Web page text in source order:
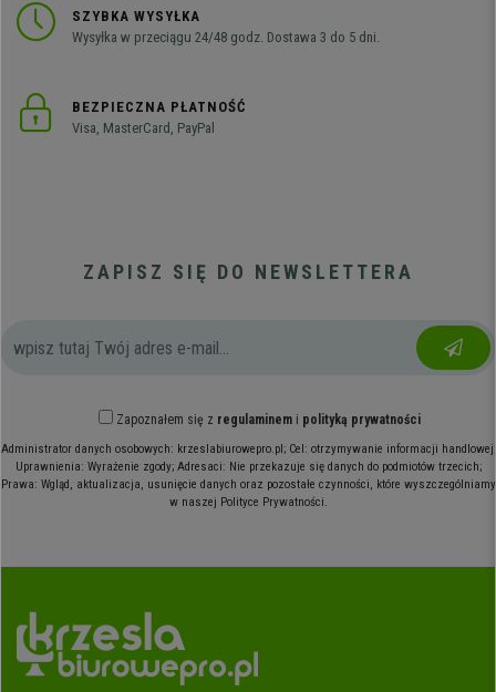
SZYBKA WYSYŁKA
Wysyłka w przeciągu 24/48 godz. Dostawa 3 do 5 dni.
BEZPIECZNA PŁATNOŚĆ
Visa, MasterCard, PayPal
ZAPISZ SIĘ DO NEWSLETTERA
Zapoznałem się z regulaminemi polityką prywatności
Administrator danych osobowych: krzeslabiurowepro.pl; Cel: otrzymywanie informacji handlowej;
Uprawnienia: Wyrażenie zgody; Adresaci: Nie przekazuje się danych do podmiotów trzecich;
Prawa: Wgląd, aktualizacja, usunięcie danych oraz pozostałe czynności, które wyszczególniamy
w naszej Polityce Prywatności.